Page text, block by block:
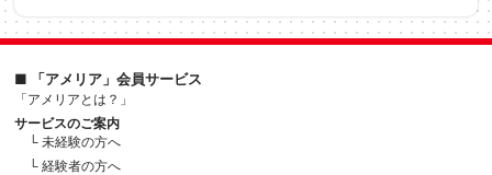
■ 「アメリア」会員サービス
「アメリアとは？」
サービスのご案内
└ 未経験の方へ
└ 経験者の方へ